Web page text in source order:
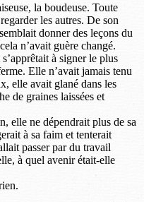
la boudeuse. Toute
les autres. De son
donner des leçons du
n’avait guère changé.
à signer le plus
Elle n’avait jamais tenu
elle avait glané dans les
de graines laissées et
elle ne dépendrait plus de sa
à sa faim et tenterait
passer par du travail
à quel avenir était-elle